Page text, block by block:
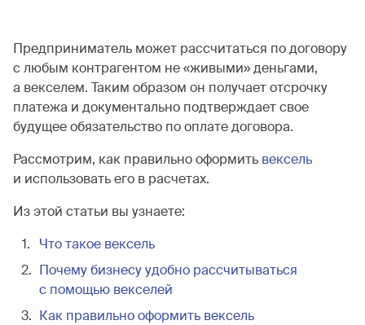
Предприниматель может рассчитаться по договору
с любым контрагентом не «живыми» деньгами,
а векселем. Таким образом он получает отсрочку
платежа и документально подтверждает свое
будущее обязательство по оплате договора.
Рассмотрим, как правильно оформить вексель
и использовать его в расчетах.
Из этой статьи вы узнаете:
Что такое вексель
Почему бизнесу удобно рассчитываться
с помощью векселей
Как правильно оформить вексель